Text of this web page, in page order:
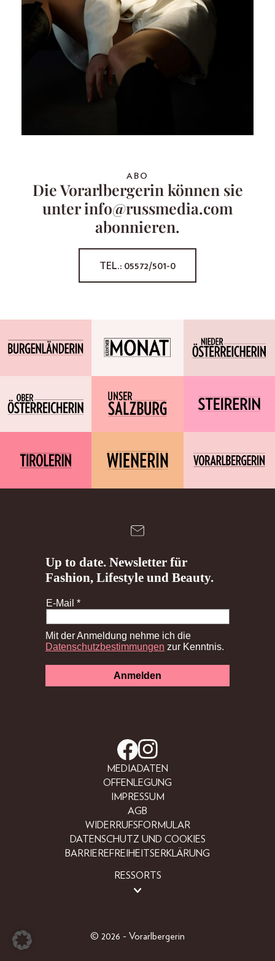
ABO
Die Vorarlbergerin können sie
unter info@russmedia.com
abonnieren.
TEL.: 05572/501-0
MEDIADATEN
OFFENLEGUNG
IMPRESSUM
AGB
WIDERRUFSFORMULAR
DATENSCHUTZ UND COOKIES
BARRIEREFREIHEITSERKLÄRUNG
RESSORTS
© 2026 - Vorarlbergerin